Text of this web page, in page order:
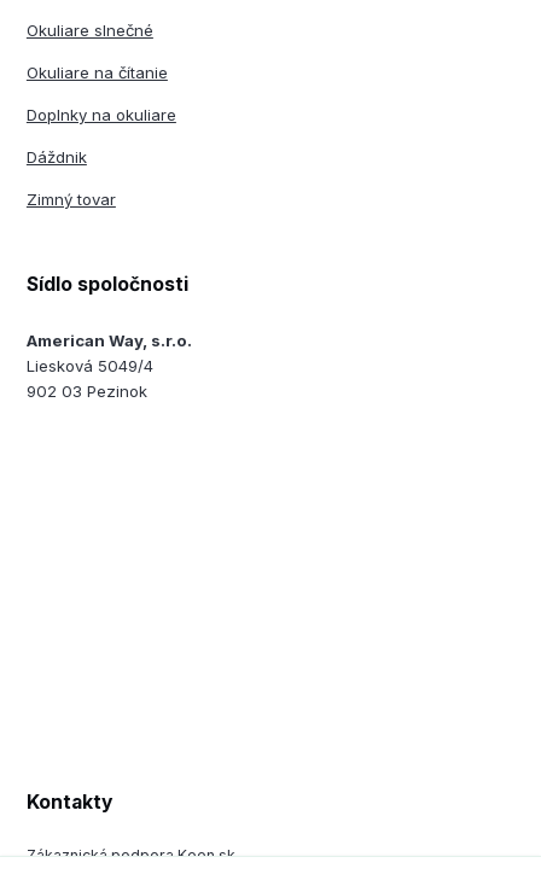
Okuliare slnečné
Okuliare na čítanie
Doplnky na okuliare
Dáždnik
Zimný tovar
Sídlo spoločnosti
American Way, s.r.o.
Liesková 5049/4
902 03 Pezinok
Kontakty
Zákaznická podpora Keen.sk